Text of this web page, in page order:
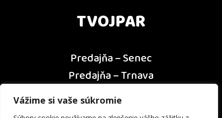
Vážime si vaše súkromie
TVOJPAR
Predajňa – Senec
Predajňa – Trnava
Predajňa – Dunajská Streda
Predajňa – Nitra